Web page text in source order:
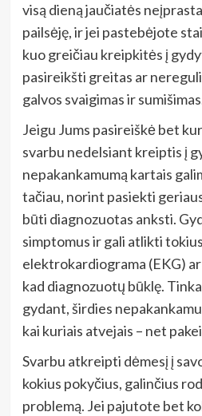
visą dieną jaučiatės
pailsėję, ir jei pastebėjote
kuo greičiau kreipkitės į
pasireikšti greitas ar
galvos svaigimas ir
Jeigu Jums pasireiškė bet
svarbu nedelsiant kreiptis į
nepakankamumą kartais
tačiau, norint pasiekti
būti diagnozuotas anksti.
simptomus ir gali atlikti
elektrokardiograma (EKG)
kad diagnozuotų būklę.
gydant, širdies
kai kuriais atvejais – net
Svarbu atkreipti dėmesį į
kokius pokyčius, galinčius
problemą. Jei pajutote bet